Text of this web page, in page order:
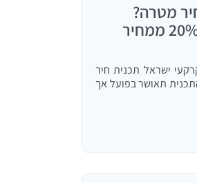
מטרה?
התכנית שתפחית 20% ממחיר
ישראל תכנית חיר
תאושר בפועל אך
ה"דופק" וחשיבותו